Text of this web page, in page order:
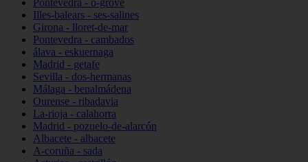
Pontevedra - o-grove
Illes-balears - ses-salines
Girona - lloret-de-mar
Pontevedra - cambados
álava - eskuernaga
Madrid - getafe
Sevilla - dos-hermanas
Málaga - benalmádena
Ourense - ribadavia
La-rioja - calahorra
Madrid - pozuelo-de-alarcón
Albacete - albacete
A-coruña - sada